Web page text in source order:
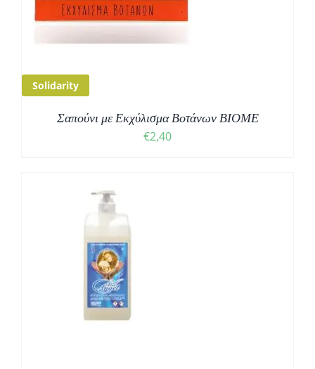
Solidarity
Σαπούνι με Εκχύλισμα Βοτάνων ΒΙΟΜΕ
€2,40